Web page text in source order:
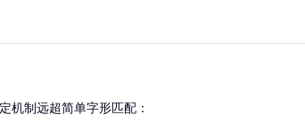
机制远超简单字形匹配：